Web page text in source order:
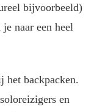
bijvoorbeeld)
naar een heel
het backpacken.
en